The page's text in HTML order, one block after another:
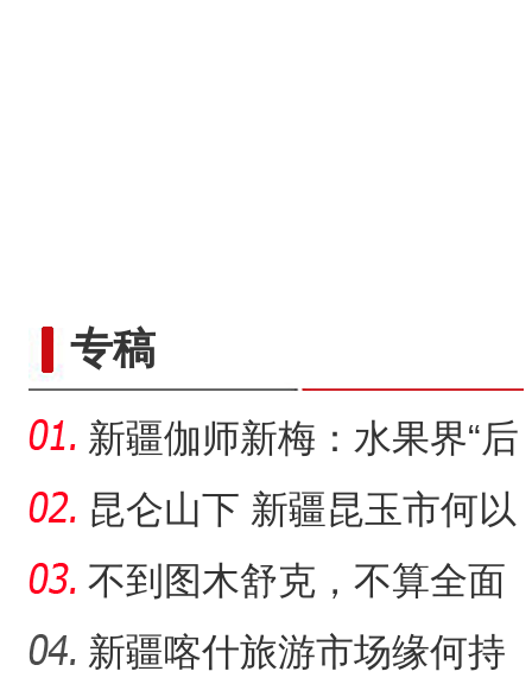
专稿
新疆伽师新梅：水果界“后
起之秀”如何“脱颖而出
昆仑山下 新疆昆玉市何以
被称为“玉润之城”
不到图木舒克，不算全面
了解新疆生产建设兵团
新疆喀什旅游市场缘何持